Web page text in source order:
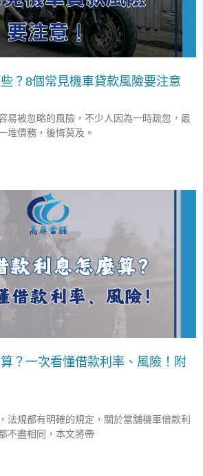
？8個常見機車貸款風險要注意
易被忽略的風險，不少人因為一時疏忽，最
堆債務，後悔莫及。
？一次看懂借款利率、風險！附
法規都有明確的規定，關於當舖機車借款利
不盡相同，本文將帶